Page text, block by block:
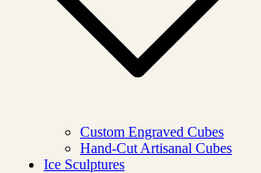
Custom Engraved Cubes
Hand-Cut Artisanal Cubes
Ice Sculptures